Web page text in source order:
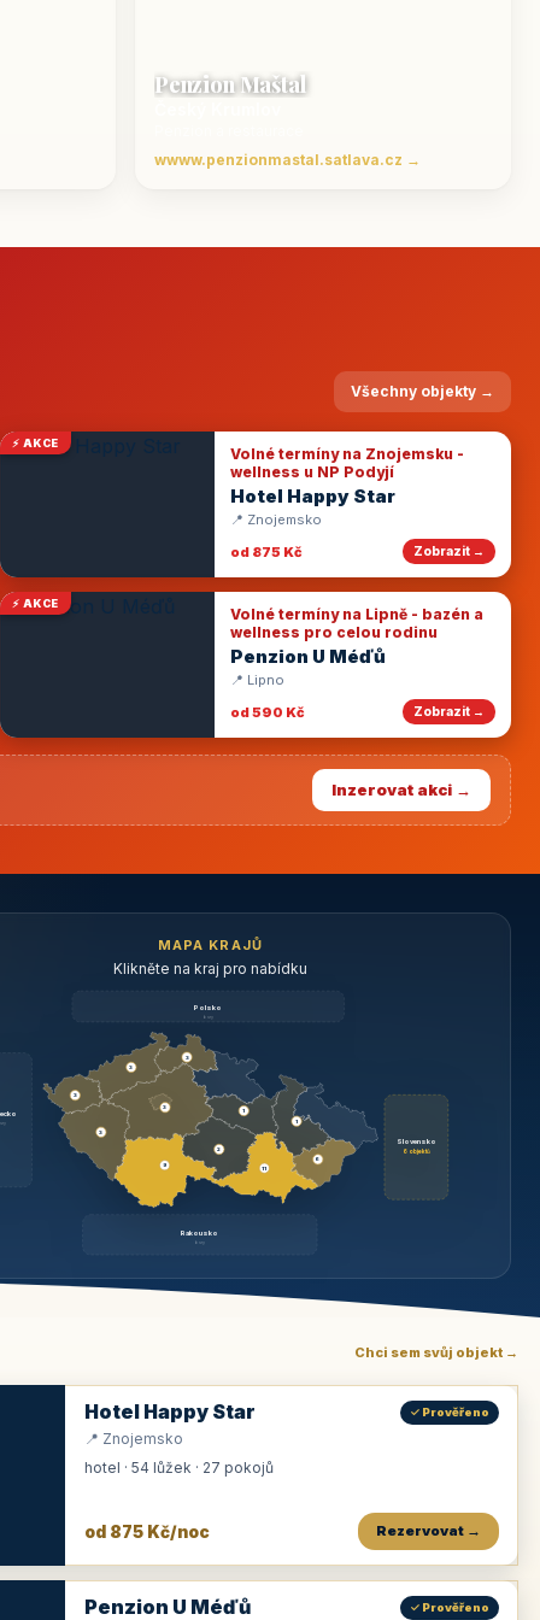
Penzion Maštal
wwww.penzionmastal.satlava.cz →
Všechny objekty →
⚡ AKCE
Volné termíny na Znojemsku -
wellness u NP Podyjí
Hotel Happy Star
📍 Znojemsko
od 875 Kč
Zobrazit →
⚡ AKCE
Volné termíny na Lipně - bazén a
wellness pro celou rodinu
Penzion U Méďů
📍 Lipno
od 590 Kč
Zobrazit →
Inzerovat akci →
MAPA KRAJŮ
Klikněte na kraj pro nabídku
Polsko
brzy
Slovensko
6 objektů
Rakousko
brzy
3
9
3
3
3
3
1
2
11
1
6
Chci sem svůj objekt →
Hotel Happy Star ✓ Prověřeno
📍 Znojemsko
hotel · 54 lůžek · 27 pokojů
od 875 Kč/noc Rezervovat →
Penzion U Méďů ✓ Prověřeno